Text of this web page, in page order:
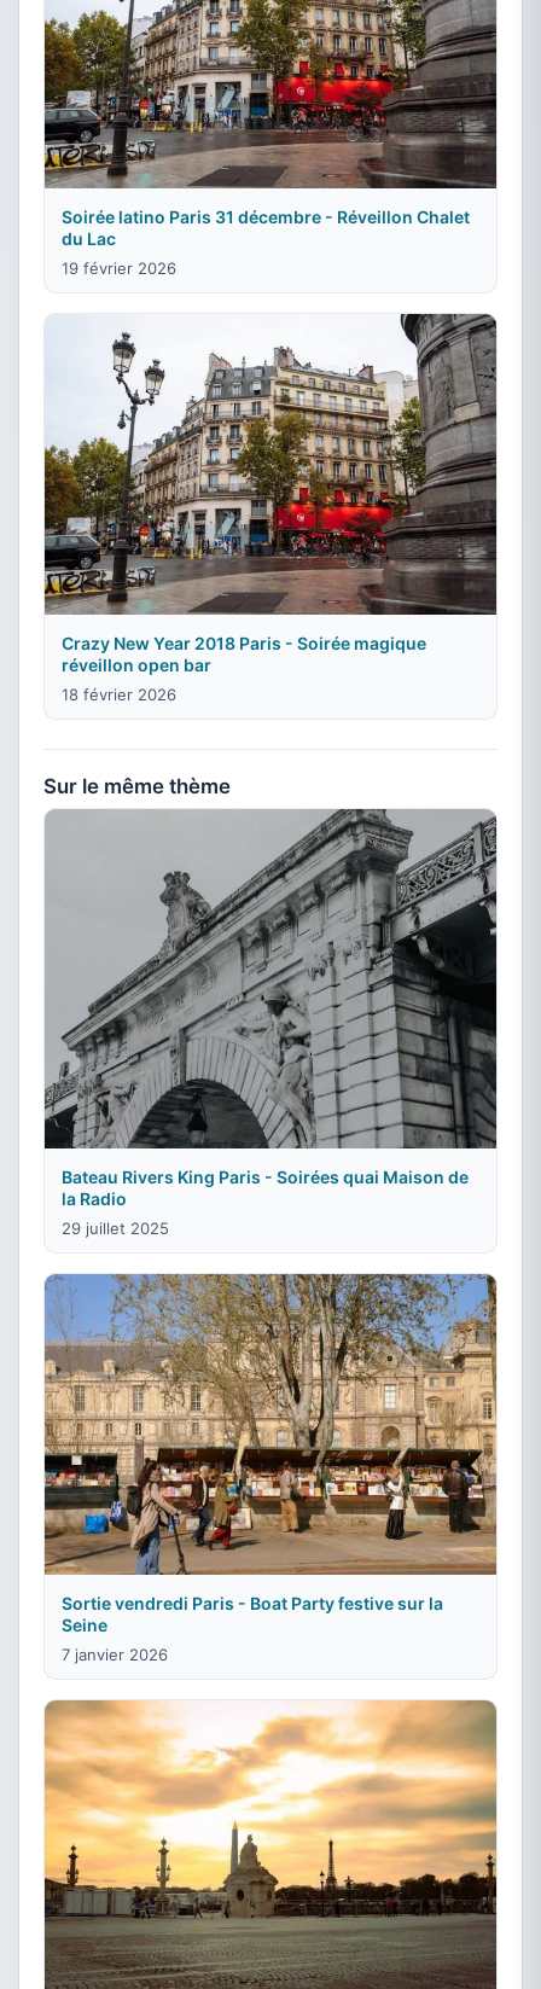
Soirée latino Paris 31 décembre - Réveillon Chalet
du Lac
19 février 2026
Crazy New Year 2018 Paris - Soirée magique
réveillon open bar
18 février 2026
Sur le même thème
Bateau Rivers King Paris - Soirées quai Maison de
la Radio
29 juillet 2025
Sortie vendredi Paris - Boat Party festive sur la
Seine
7 janvier 2026